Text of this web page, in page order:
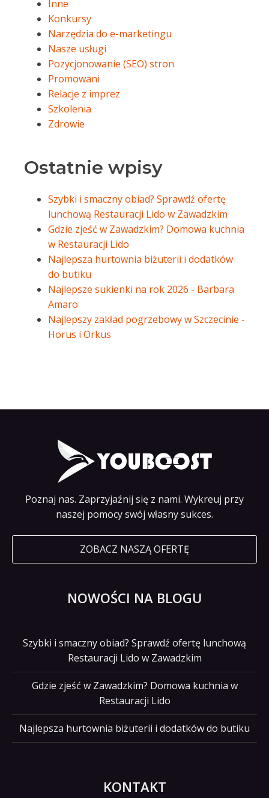
Inne
Konkursy
Narzędzia do e-marketingu
Nasze usługi
Pozycjonowanie (SEO) stron
Promowani
Relacje z imprez
Szkolenia
Zdrowie
Ostatnie wpisy
Szybki i smaczny obiad? Sprawdź ofertę
lunchową Restauracji Lido w Zawadzkim
Gdzie zjeść w Zawadzkim? Domowa kuchnia
w Restauracji Lido
Najlepsza hurtownia biżuterii i dodatków
do butiku
Najlepsze sukienki na rok 2026 - Barbara
Amaro
Najlepszy zakład pogrzebowy w Szczecinie -
Horus i Orkus
Poznaj nas. Zaprzyjaźnij się z nami. Wykreuj przy
naszej pomocy swój własny sukces.
ZOBACZ NASZĄ OFERTĘ
NOWOŚCI NA BLOGU
Szybki i smaczny obiad? Sprawdź ofertę lunchową
Restauracji Lido w Zawadzkim
Gdzie zjeść w Zawadzkim? Domowa kuchnia w
Restauracji Lido
Najlepsza hurtownia biżuterii i dodatków do butiku
KONTAKT